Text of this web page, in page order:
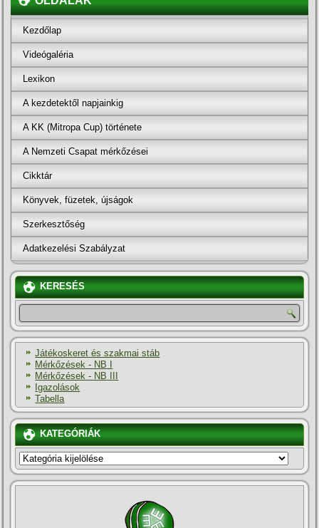
Kezdőlap
Videógaléria
Lexikon
A kezdetektől napjainkig
A KK (Mitropa Cup) története
A Nemzeti Csapat mérkőzései
Cikktár
Könyvek, füzetek, újságok
Szerkesztőség
Adatkezelési Szabályzat
KERESÉS
Játékoskeret és szakmai stáb
Mérkőzések - NB I
Mérkőzések - NB III
Igazolások
Tabella
KATEGÓRIÁK
KATEGÓRIÁK